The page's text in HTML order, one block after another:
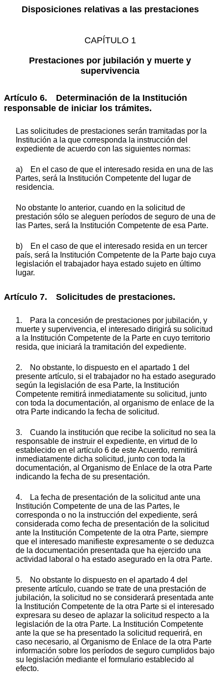
Disposiciones relativas a las prestaciones
CAPÍTULO 1
Prestaciones por jubilación y muerte y
supervivencia
Artículo 6. Determinación de la Institución
responsable de iniciar los trámites.
Las solicitudes de prestaciones serán tramitadas por la
Institución a la que corresponda la instrucción del
expediente de acuerdo con las siguientes normas:
a) En el caso de que el interesado resida en una de las
Partes, será la Institución Competente del lugar de
residencia.
No obstante lo anterior, cuando en la solicitud de
prestación sólo se aleguen períodos de seguro de una de
las Partes, será la Institución Competente de esa Parte.
b) En el caso de que el interesado resida en un tercer
país, será la Institución Competente de la Parte bajo cuya
legislación el trabajador haya estado sujeto en último
lugar.
Artículo 7. Solicitudes de prestaciones.
1. Para la concesión de prestaciones por jubilación, y
muerte y supervivencia, el interesado dirigirá su solicitud
a la Institución Competente de la Parte en cuyo territorio
resida, que iniciará la tramitación del expediente.
2. No obstante, lo dispuesto en el apartado 1 del
presente artículo, si el trabajador no ha estado asegurado
según la legislación de esa Parte, la Institución
Competente remitirá inmediatamente su solicitud, junto
con toda la documentación, al organismo de enlace de la
otra Parte indicando la fecha de solicitud.
3. Cuando la institución que recibe la solicitud no sea la
responsable de instruir el expediente, en virtud de lo
establecido en el artículo 6 de este Acuerdo, remitirá
inmediatamente dicha solicitud, junto con toda la
documentación, al Organismo de Enlace de la otra Parte
indicando la fecha de su presentación.
4. La fecha de presentación de la solicitud ante una
Institución Competente de una de las Partes, le
corresponda o no la instrucción del expediente, será
considerada como fecha de presentación de la solicitud
ante la Institución Competente de la otra Parte, siempre
que el interesado manifieste expresamente o se deduzca
de la documentación presentada que ha ejercido una
actividad laboral o ha estado asegurado en la otra Parte.
5. No obstante lo dispuesto en el apartado 4 del
presente artículo, cuando se trate de una prestación de
jubilación, la solicitud no se considerará presentada ante
la Institución Competente de la otra Parte si el interesado
expresara su deseo de aplazar la solicitud respecto a la
legislación de la otra Parte. La Institución Competente
ante la que se ha presentado la solicitud requerirá, en
caso necesario, al Organismo de Enlace de la otra Parte
información sobre los períodos de seguro cumplidos bajo
su legislación mediante el formulario establecido al
efecto.